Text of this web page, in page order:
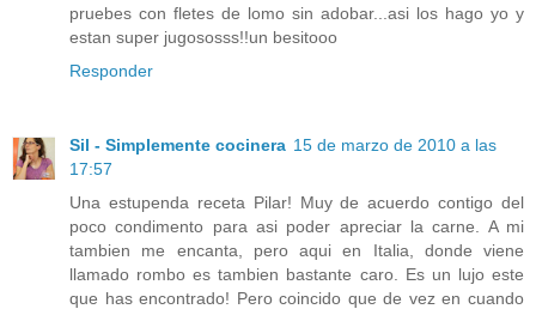
pruebes con fletes de lomo sin adobar...asi los hago yo y
estan super jugososss!!un besitooo
Responder
Sil - Simplemente cocinera 15 de marzo de 2010 a las
17:57
Una estupenda receta Pilar! Muy de acuerdo contigo del
poco condimento para asi poder apreciar la carne. A mi
tambien me encanta, pero aqui en Italia, donde viene
llamado rombo es tambien bastante caro. Es un lujo este
que has encontrado! Pero coincido que de vez en cuando